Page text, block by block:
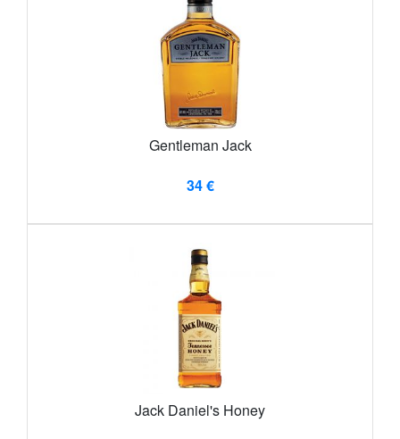
Gentleman Jack
34 €
Jack Daniel's Honey